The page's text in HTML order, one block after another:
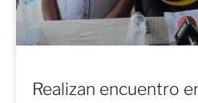
Realizan encuentro